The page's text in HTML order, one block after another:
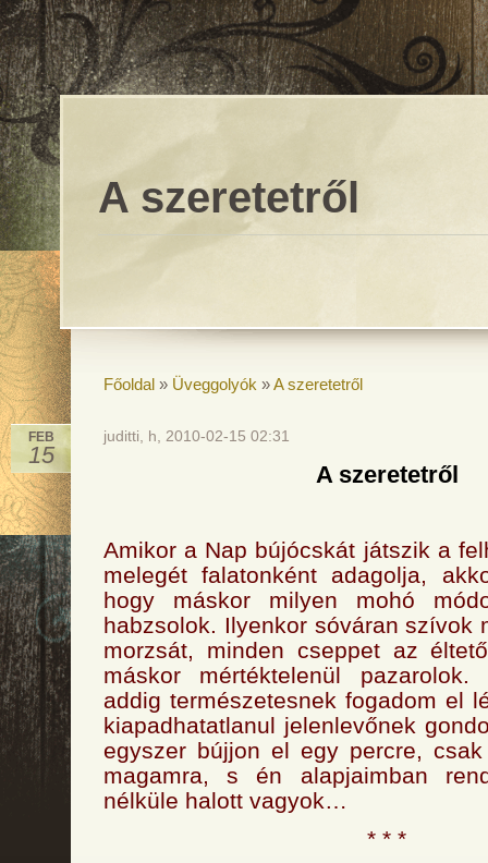
A szeretetről
Főoldal » Üveggolyók »A szeretetről
FEB
15
juditti, h, 2010-02-15 02:31
A szeretetről
Amikor a Nap bújócskát játszik a
melegét falatonként adagolja,
hogy máskor milyen mohó
habzsolok. Ilyenkor sóváran szívok
morzsát, minden cseppet az
máskor mértéktelenül
addig természetesnek fogadom el
kiapadhatatlanul jelenlevőnek
egyszer bújjon el egy percre,
magamra, s én alapjaimban
nélküle halott vagyok…
* * *